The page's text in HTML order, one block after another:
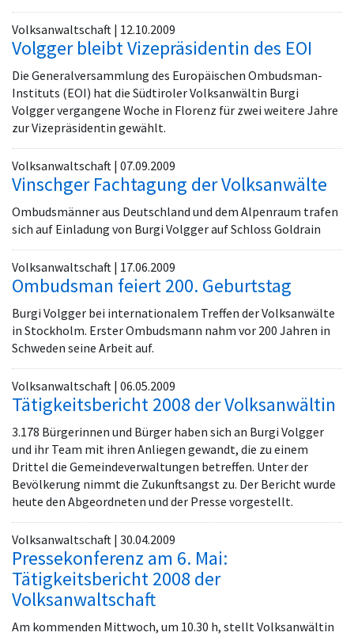
Volksanwaltschaft | 12.10.2009
Volgger bleibt Vizepräsidentin des EOI
Die Generalversammlung des Europäischen Ombudsman-
Instituts (EOI) hat die Südtiroler Volksanwältin Burgi
Volgger vergangene Woche in Florenz für zwei weitere Jahre
zur Vizepräsidentin gewählt.
Volksanwaltschaft | 07.09.2009
Vinschger Fachtagung der Volksanwälte
Ombudsmänner aus Deutschland und dem Alpenraum trafen
sich auf Einladung von Burgi Volgger auf Schloss Goldrain
Volksanwaltschaft | 17.06.2009
Ombudsman feiert 200. Geburtstag
Burgi Volgger bei internationalem Treffen der Volksanwälte
in Stockholm. Erster Ombudsmann nahm vor 200 Jahren in
Schweden seine Arbeit auf.
Volksanwaltschaft | 06.05.2009
Tätigkeitsbericht 2008 der Volksanwältin
3.178 Bürgerinnen und Bürger haben sich an Burgi Volgger
und ihr Team mit ihren Anliegen gewandt, die zu einem
Drittel die Gemeindeverwaltungen betreffen. Unter der
Bevölkerung nimmt die Zukunftsangst zu. Der Bericht wurde
heute den Abgeordneten und der Presse vorgestellt.
Volksanwaltschaft | 30.04.2009
Pressekonferenz am 6. Mai:
Tätigkeitsbericht 2008 der
Volksanwaltschaft
Am kommenden Mittwoch, um 10.30 h, stellt Volksanwältin